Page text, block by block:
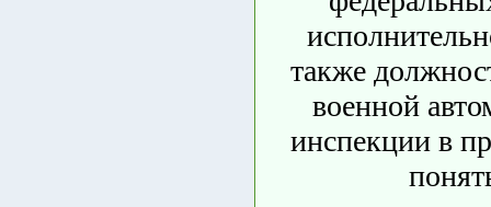
также
военной
инспекции в